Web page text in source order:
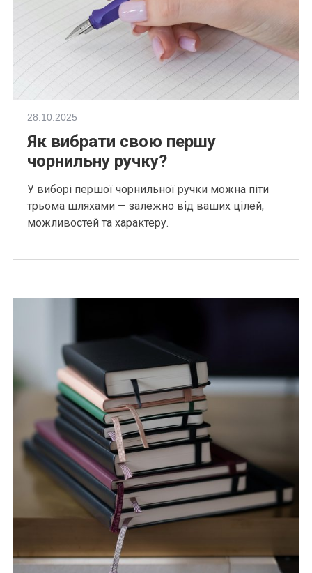
28.10.2025
Як вибрати свою першу
чорнильну ручку?
У виборі першої чорнильної ручки можна піти
трьома шляхами — залежно від ваших цілей,
можливостей та характеру.